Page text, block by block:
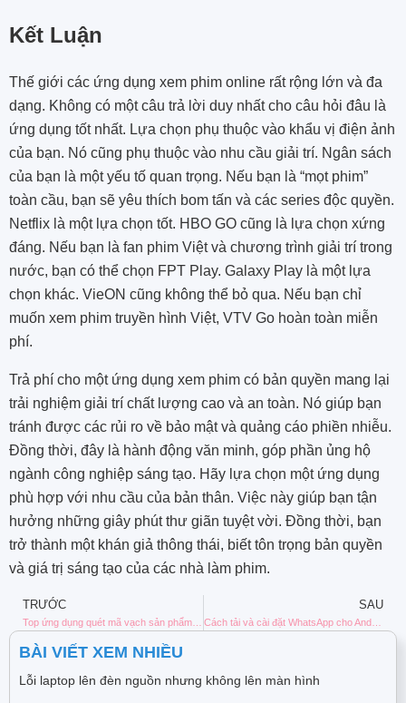
Kết Luận
Thế giới các ứng dụng xem phim online rất rộng lớn và đa
dạng. Không có một câu trả lời duy nhất cho câu hỏi đâu là
ứng dụng tốt nhất. Lựa chọn phụ thuộc vào khẩu vị điện ảnh
của bạn. Nó cũng phụ thuộc vào nhu cầu giải trí. Ngân sách
của bạn là một yếu tố quan trọng. Nếu bạn là “mọt phim”
toàn cầu, bạn sẽ yêu thích bom tấn và các series độc quyền.
Netflix là một lựa chọn tốt. HBO GO cũng là lựa chọn xứng
đáng. Nếu bạn là fan phim Việt và chương trình giải trí trong
nước, bạn có thể chọn FPT Play. Galaxy Play là một lựa
chọn khác. VieON cũng không thể bỏ qua. Nếu bạn chỉ
muốn xem phim truyền hình Việt, VTV Go hoàn toàn miễn
phí.
Trả phí cho một ứng dụng xem phim có bản quyền mang lại
trải nghiệm giải trí chất lượng cao và an toàn. Nó giúp bạn
tránh được các rủi ro về bảo mật và quảng cáo phiền nhiễu.
Đồng thời, đây là hành động văn minh, góp phần ủng hộ
ngành công nghiệp sáng tạo. Hãy lựa chọn một ứng dụng
phù hợp với nhu cầu của bản thân. Việc này giúp bạn tận
hưởng những giây phút thư giãn tuyệt vời. Đồng thời, bạn
trở thành một khán giả thông thái, biết tôn trọng bản quyền
và giá trị sáng tạo của các nhà làm phim.
TRƯỚC SAU
Cách tải và cài đặt WhatsApp cho Android và iPhone
BÀI VIẾT XEM NHIỀU
Lỗi laptop lên đèn nguồn nhưng không lên màn hình